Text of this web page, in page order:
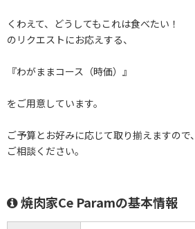
くわえて、どうしてもこれは食べたい！
のリクエストにお応えする、
『わがままコース（時価）』
をご用意しています。
​ご予算とお好みに応じて取り揃えますので、
ご相談ください。
焼肉家Ce Paramの基本情報